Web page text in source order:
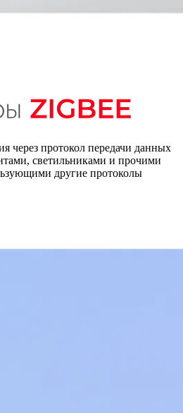
через протокол передачи данных
светильниками и прочими
другие протоколы